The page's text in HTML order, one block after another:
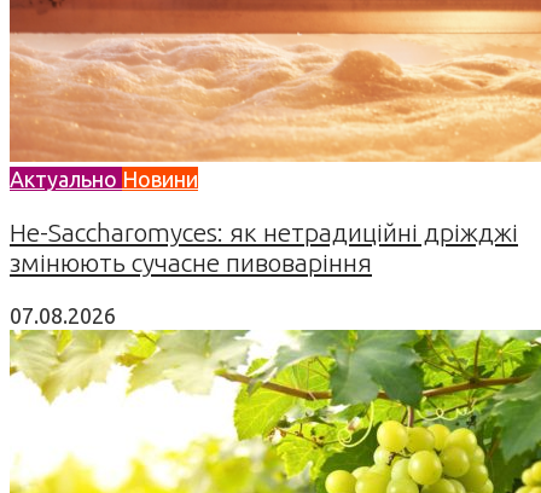
Актуально Новини
Не-Saccharomyces: як нетрадиційні дріжджі
змінюють сучасне пивоваріння
07.08.2026